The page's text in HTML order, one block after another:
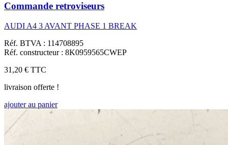
Commande retroviseurs
AUDI A4 3 AVANT PHASE 1 BREAK
Réf. BTVA : 114708895
Réf. constructeur : 8K0959565CWEP
31,20 € TTC
livraison offerte !
ajouter au panier